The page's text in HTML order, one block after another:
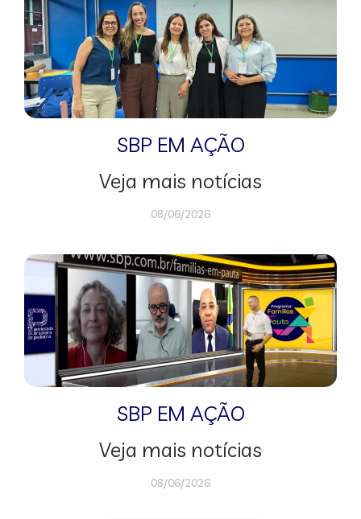
SBP EM AÇÃO
Veja mais notícias
08/06/2026
SBP EM AÇÃO
Veja mais notícias
08/06/2026